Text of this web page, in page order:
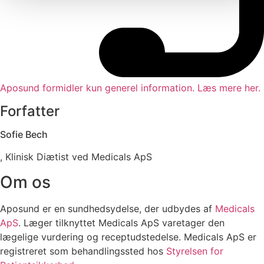
Aposund formidler kun generel information. Læs mere her.
Forfatter
Sofie Bech
, Klinisk Diætist ved Medicals ApS
Om os
Aposund er en sundhedsydelse, der udbydes af Medicals
ApS. Læger tilknyttet Medicals ApS varetager den
lægelige vurdering og receptudstedelse. Medicals ApS er
registreret som behandlingssted hos Styrelsen for